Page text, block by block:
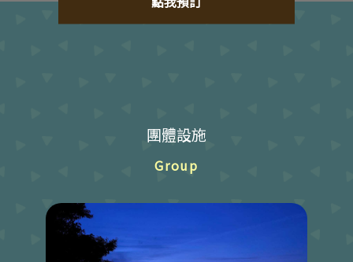
團體設施
Group